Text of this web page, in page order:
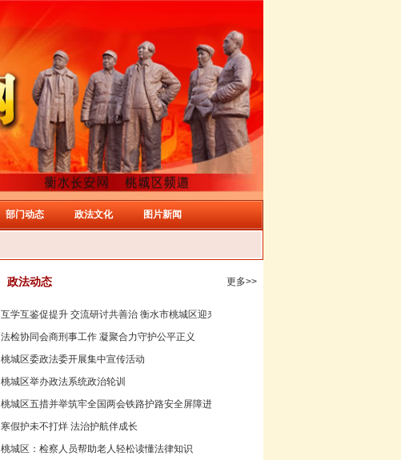
部门动态 政法文化 图片新闻
政法动态 更多>>
互学互鉴促提升 交流研讨共善治 衡水市桃城区迎来廊...
法检协同会商刑事工作 凝聚合力守护公平正义
桃城区委政法委开展集中宣传活动
桃城区举办政法系统政治轮训
桃城区五措并举筑牢全国两会铁路护路安全屏障进行时
寒假护未不打烊 法治护航伴成长
桃城区：检察人员帮助老人轻松读懂法律知识